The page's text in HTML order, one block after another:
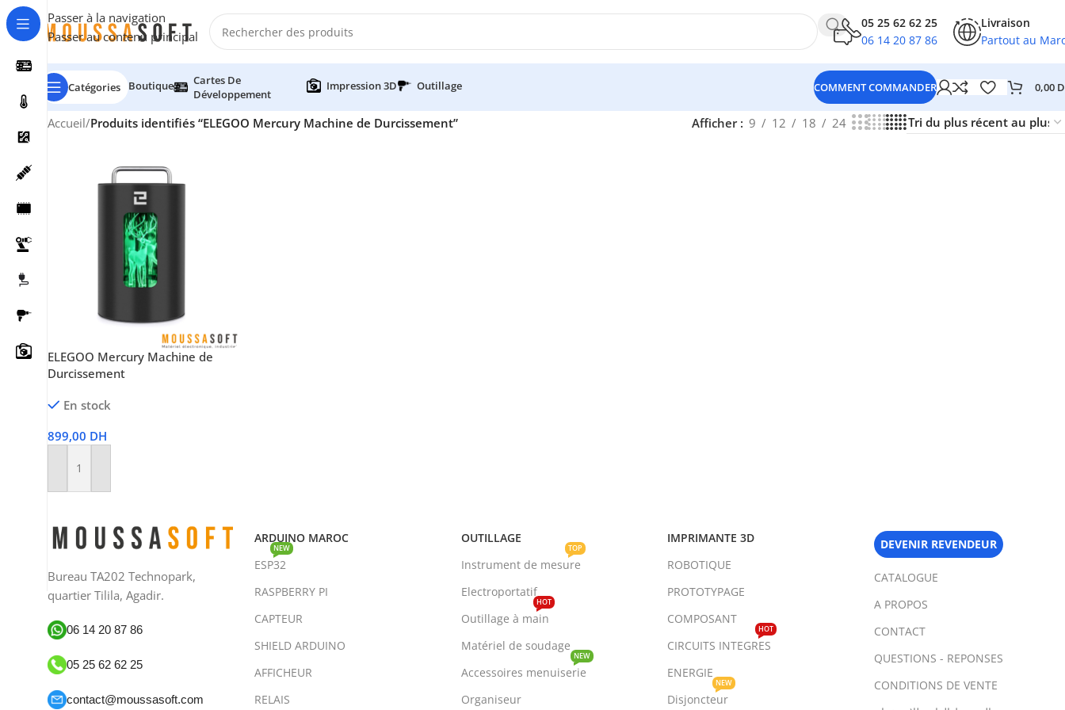
Passer à la navigation
Passer au contenu principal
06 14 20 87 86
moussasoft.diy
05 25 62 62 25
06 14 20 87 86
Livraison
Partout au
Catégories Boutique
Cartes De
Développement
Impression 3D Outillage COMMENT COMMANDER 0,00
Accueil/Produits identifiés “ELEGOO Mercury Machine de Durcissement” Afficher 9 12 18 24
ELEGOO Mercury Machine de
Durcissement
En stock
899,00 DH
Ajouter Au Panier
Bureau TA202 Technopark,
quartier Tilila, Agadir.
06 14 20 87 86
05 25 62 62 25
contact@moussasoft.com
ARDUINO MAROC
ESP32
NEW
RASPBERRY PI
CAPTEUR
SHIELD ARDUINO
AFFICHEUR
RELAIS
OUTILLAGE
Instrument de mesure
TOP
Electroportatif
Outillage à main
HOT
Matériel de soudage
Accessoires menuiserie
NEW
Organiseur
IMPRIMANTE 3D
ROBOTIQUE
PROTOTYPAGE
COMPOSANT
CIRCUITS INTEGRES
HOT
ENERGIE
Disjoncteur
NEW
DEVENIR REVENDEUR
CATALOGUE
A PROPOS
CONTACT
QUESTIONS - REPONSES
CONDITIONS DE VENTE